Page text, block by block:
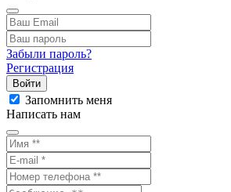
Забыли пароль?
Регистрация
Войти
Запомнить меня
Написать нам